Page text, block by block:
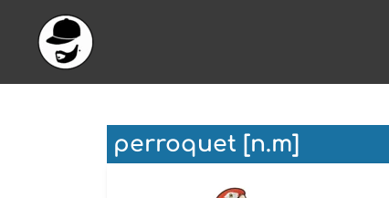
contenu
perroquet [n.m]